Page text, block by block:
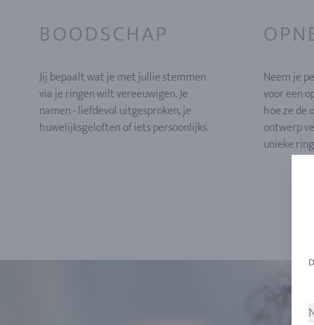
BOODSCHAP
Jij bepaalt wat je met jullie stemmen
via je ringen wilt vereeuwigen. Je
namen - liefdevol uitgesproken, je
huwelijksgeloften of iets persoonlijks.
Neem je
voor een
hoe ze de
ontwerp
unieke